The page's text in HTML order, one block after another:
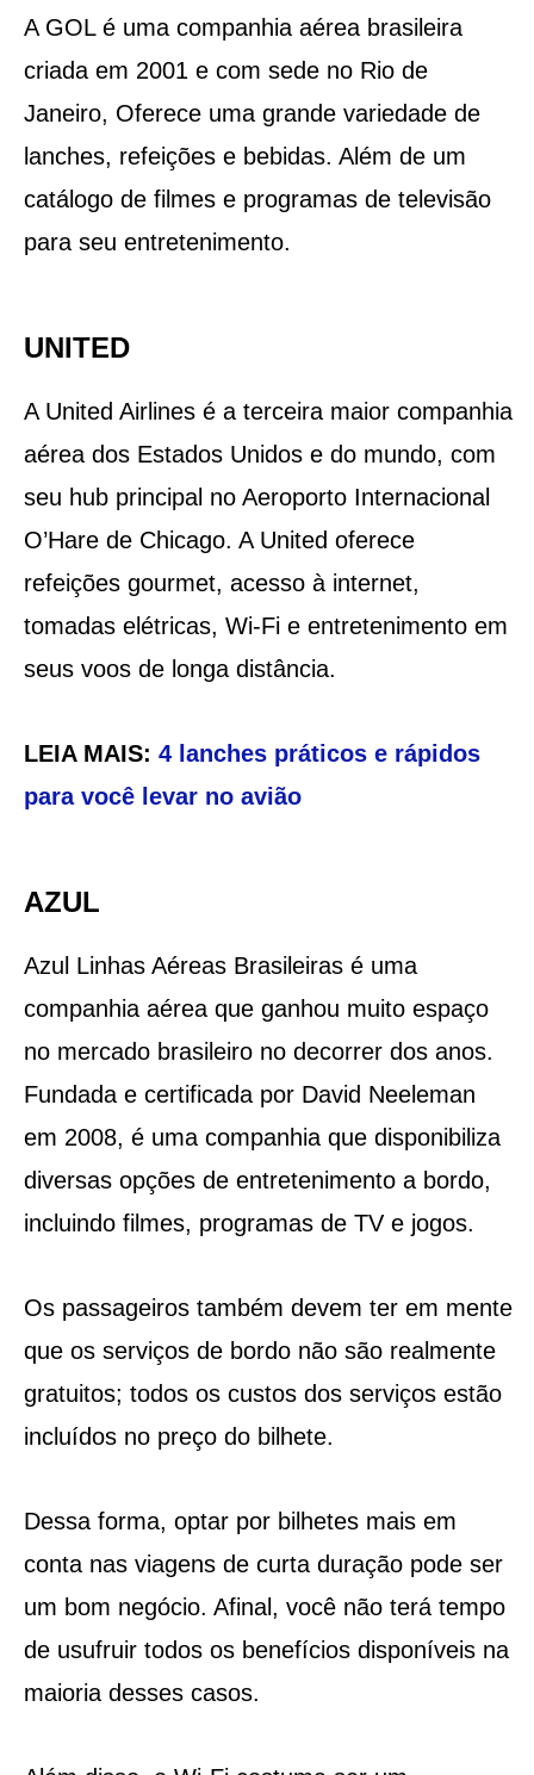
A GOL é uma companhia aérea brasileira
criada em 2001 e com sede no Rio de
Janeiro, Oferece uma grande variedade de
lanches, refeições e bebidas. Além de um
catálogo de filmes e programas de televisão
para seu entretenimento.
UNITED
A United Airlines é a terceira maior companhia
aérea dos Estados Unidos e do mundo, com
seu hub principal no Aeroporto Internacional
O’Hare de Chicago. A United oferece
refeições gourmet, acesso à internet,
tomadas elétricas, Wi-Fi e entretenimento em
seus voos de longa distância.
LEIA MAIS: 4 lanches práticos e rápidos
para você levar no avião
AZUL
Azul Linhas Aéreas Brasileiras é uma
companhia aérea que ganhou muito espaço
no mercado brasileiro no decorrer dos anos.
Fundada e certificada por David Neeleman
em 2008, é uma companhia que disponibiliza
diversas opções de entretenimento a bordo,
incluindo filmes, programas de TV e jogos.
Os passageiros também devem ter em mente
que os serviços de bordo não são realmente
gratuitos; todos os custos dos serviços estão
incluídos no preço do bilhete.
Dessa forma, optar por bilhetes mais em
conta nas viagens de curta duração pode ser
um bom negócio. Afinal, você não terá tempo
de usufruir todos os benefícios disponíveis na
maioria desses casos.